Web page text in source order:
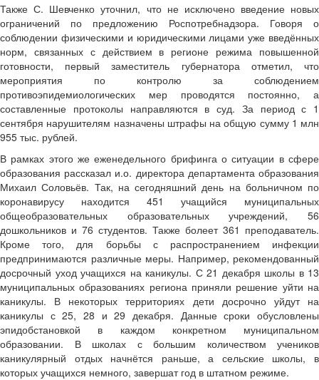
Также С. Шевченко уточнил, что не исключено введение новых
ограничений по предложению Роспотребнадзора. Говоря о
соблюдении физическими и юридическими лицами уже введённых
норм, связанных с действием в регионе режима повышенной
готовности, первый заместитель губернатора отметил, что
мероприятия по контролю за соблюдением
противоэпидемиологических мер проводятся постоянно, а
составленные протоколы направляются в суд. За период с 1
сентября нарушителям назначены штрафы на общую сумму 1 млн
955 тыс. рублей.
В рамках этого же еженедельного брифинга о ситуации в сфере
образования рассказал и.о. директора департамента образования
Михаил Соловьёв. Так, на сегодняшний день на больничном по
коронавирусу находится 451 учащийся муниципальных
общеобразовательных образовательных учреждений, 56
дошкольников и 76 студентов. Также болеет 361 преподаватель.
Кроме того, для борьбы с распространением инфекции
предпринимаются различные меры. Например, рекомендованный
досрочный уход учащихся на каникулы. С 21 декабря школы в 13
муниципальных образованиях региона приняли решение уйти на
каникулы. В некоторых территориях дети досрочно уйдут на
каникулы с 25, 28 и 29 декабря. Данные сроки обусловлены
эпидобстановкой в каждом конкретном муниципальном
образовании. В школах с большим количеством учеников
каникулярный отдых начнётся раньше, а сельские школы, в
которых учащихся немного, завершат год в штатном режиме.